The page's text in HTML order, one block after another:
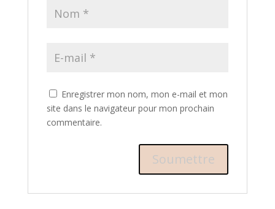
Enregistrer mon nom, mon e-mail et mon
site dans le navigateur pour mon prochain
commentaire.